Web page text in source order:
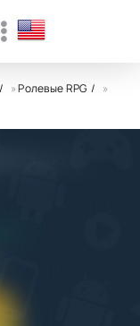
»Ролевые RPG
»